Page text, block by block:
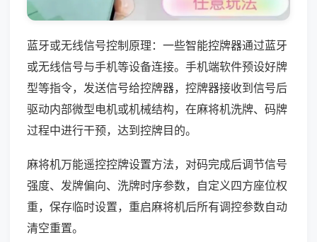
蓝牙或无线信号控制原理：一些智能控牌器通过蓝牙
或无线信号与手机等设备连接。手机端软件预设好牌
型等指令，发送信号给控牌器，控牌器接收到信号后
驱动内部微型电机或机械结构，在麻将机洗牌、码牌
过程中进行干预，达到控牌目的。
麻将机万能遥控控牌设置方法，对码完成后调节信号
强度、发牌偏向、洗牌时序参数，自定义四方座位权
重，保存临时设置，重启麻将机后所有调控参数自动
清空重置。